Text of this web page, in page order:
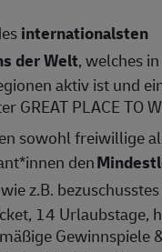
internationalsten
der Welt, welches
aktiv ist und
GREAT PLACE TO
sowohl freiwillige
den
wie z.B. bezuschusstes
14 Urlaubstage,
Gewinnspiele